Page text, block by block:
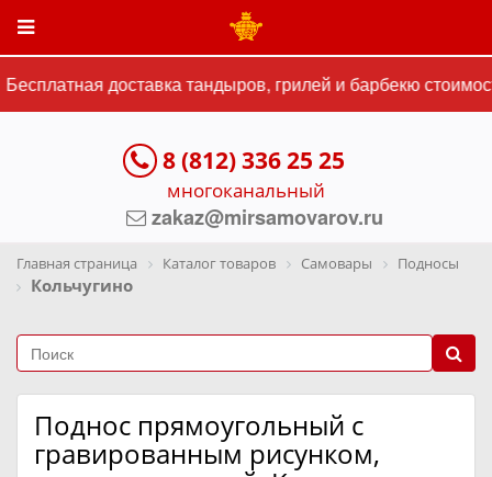
доставка тандыров, грилей и барбекю
8 (812) 336 25 25
многоканальный
zakaz@mirsamovarov.ru
Главная страница Каталог товаров Самовары Подносы
Кольчугино
Поднос прямоугольный с
гравированным рисунком,